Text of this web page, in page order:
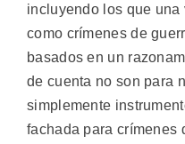
incluyendo los que
como crímenes de
basados en un
de cuenta no son para
simplemente
fachada para crímenes